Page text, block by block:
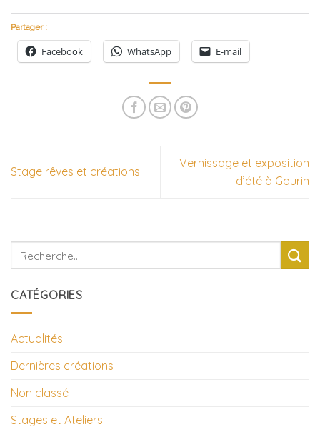
Partager :
Facebook WhatsApp E-mail
Stage rêves et créations
Vernissage et exposition
d’été à Gourin
CATÉGORIES
Actualités
Dernières créations
Non classé
Stages et Ateliers